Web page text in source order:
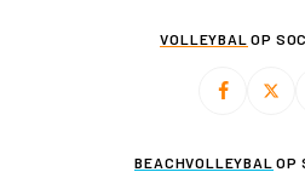
VOLLEYBAL OP
BEACHVOLLEYBAL OP